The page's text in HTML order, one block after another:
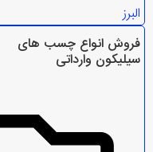
البرز
فروش انواع چسب های
سیلیکون وارداتی